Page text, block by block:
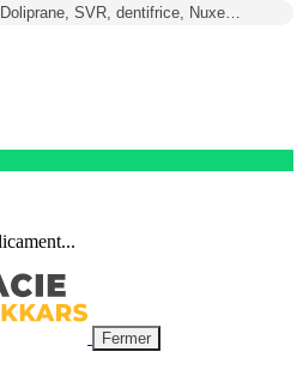
SVR, dentifrice, Nuxe…
Fermer